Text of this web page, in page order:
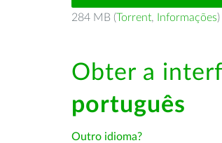
284 MB (Torrent, Informações)
Obter a
português
Outro idioma?